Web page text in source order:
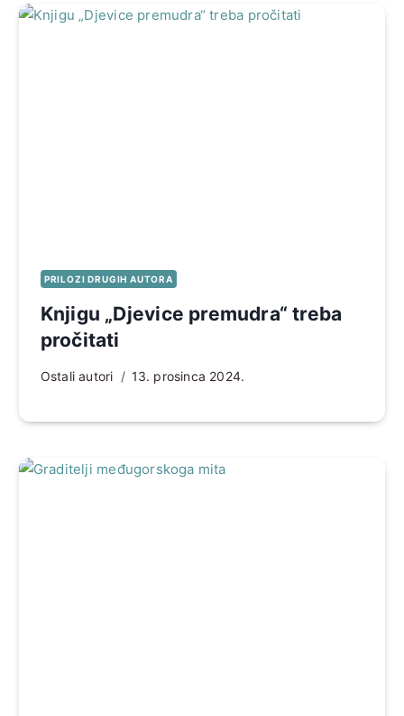
PRILOZI DRUGIH AUTORA
Knjigu „Djevice premudra“ treba
pročitati
Ostali autori 13. prosinca 2024.